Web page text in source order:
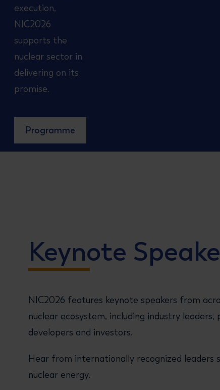
execution,
NIC2026
supports the
nuclear sector in
delivering on its
promise.
Programme
Keynote
NIC2026 features keynote speakers from
nuclear ecosystem, including industry
developers and investors.
Hear from internationally recognized leaders
nuclear energy.